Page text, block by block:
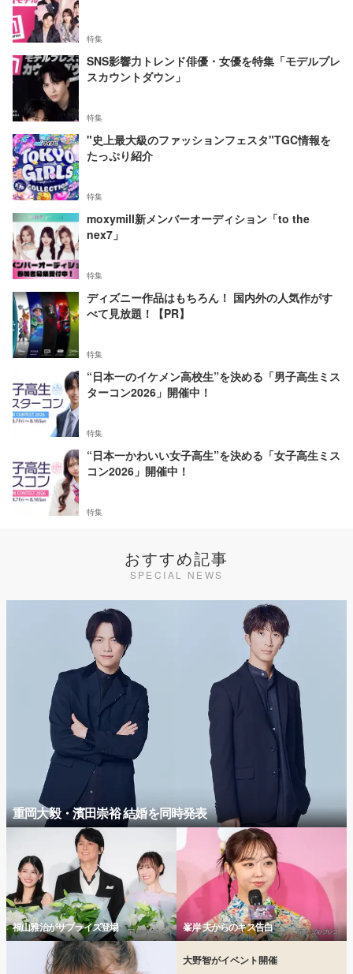
特集
SNS影響力トレンド俳優・女優を特集「モデルプレ
スカウントダウン」
特集
"史上最大級のファッションフェスタ"TGC情報を
たっぷり紹介
特集
moxymill新メンバーオーディション「to the
nex7」
特集
ディズニー作品はもちろん！ 国内外の人気作がす
べて見放題！【PR】
特集
“日本一のイケメン高校生”を決める「男子高生ミス
ターコン2026」開催中！
特集
“日本一かわいい女子高生”を決める「女子高生ミス
コン2026」開催中！
特集
おすすめ記事
SPECIAL NEWS
重岡大毅・濱田崇裕 結婚を同時発表
福山雅治がサプライズ登場 峯岸 夫からのキス告白
大野智がイベント開催